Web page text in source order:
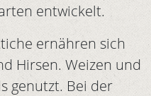
entwickelt.
ernähren sich
Hirsen. Weizen und
genutzt. Bei der